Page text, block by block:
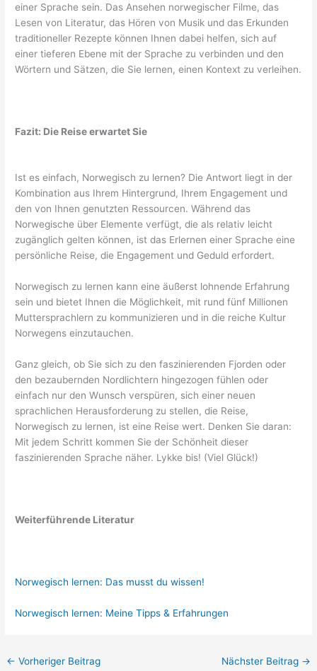
einer Sprache sein. Das Ansehen norwegischer Filme, das
Lesen von Literatur, das Hören von Musik und das Erkunden
traditioneller Rezepte können Ihnen dabei helfen, sich auf
einer tieferen Ebene mit der Sprache zu verbinden und den
Wörtern und Sätzen, die Sie lernen, einen Kontext zu verleihen.
Fazit: Die Reise erwartet Sie
Ist es einfach, Norwegisch zu lernen? Die Antwort liegt in der
Kombination aus Ihrem Hintergrund, Ihrem Engagement und
den von Ihnen genutzten Ressourcen. Während das
Norwegische über Elemente verfügt, die als relativ leicht
zugänglich gelten können, ist das Erlernen einer Sprache eine
persönliche Reise, die Engagement und Geduld erfordert.
Norwegisch zu lernen kann eine äußerst lohnende Erfahrung
sein und bietet Ihnen die Möglichkeit, mit rund fünf Millionen
Muttersprachlern zu kommunizieren und in die reiche Kultur
Norwegens einzutauchen.
Ganz gleich, ob Sie sich zu den faszinierenden Fjorden oder
den bezaubernden Nordlichtern hingezogen fühlen oder
einfach nur den Wunsch verspüren, sich einer neuen
sprachlichen Herausforderung zu stellen, die Reise,
Norwegisch zu lernen, ist eine Reise wert. Denken Sie daran:
Mit jedem Schritt kommen Sie der Schönheit dieser
faszinierenden Sprache näher. Lykke bis! (Viel Glück!)
Weiterführende Literatur
Norwegisch lernen: Das musst du wissen!
Norwegisch lernen: Meine Tipps & Erfahrungen
← Vorheriger Beitrag Nächster Beitrag →